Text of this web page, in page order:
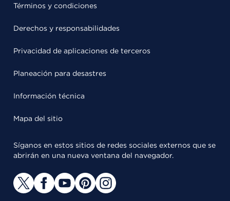
Términos y condiciones
Derechos y responsabilidades
Privacidad de aplicaciones de terceros
Planeación para desastres
Información técnica
Mapa del sitio
Síganos en estos sitios de redes sociales externos que se
abrirán en una nueva ventana del navegador.